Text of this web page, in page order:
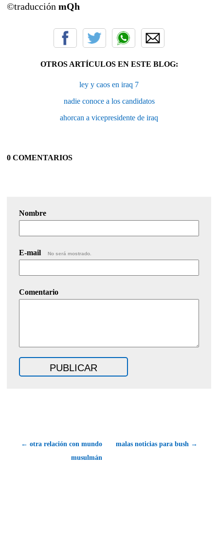
©traducción mQh
OTROS ARTÍCULOS EN ESTE BLOG:
ley y caos en iraq 7
nadie conoce a los candidatos
ahorcan a vicepresidente de iraq
0 COMENTARIOS
Nombre
E-mail No será mostrado.
Comentario
← otra relación con mundo
musulmán
malas noticias para bush →